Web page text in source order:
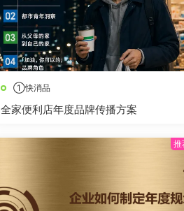
①快消品
全家便利店年度品牌传播方案